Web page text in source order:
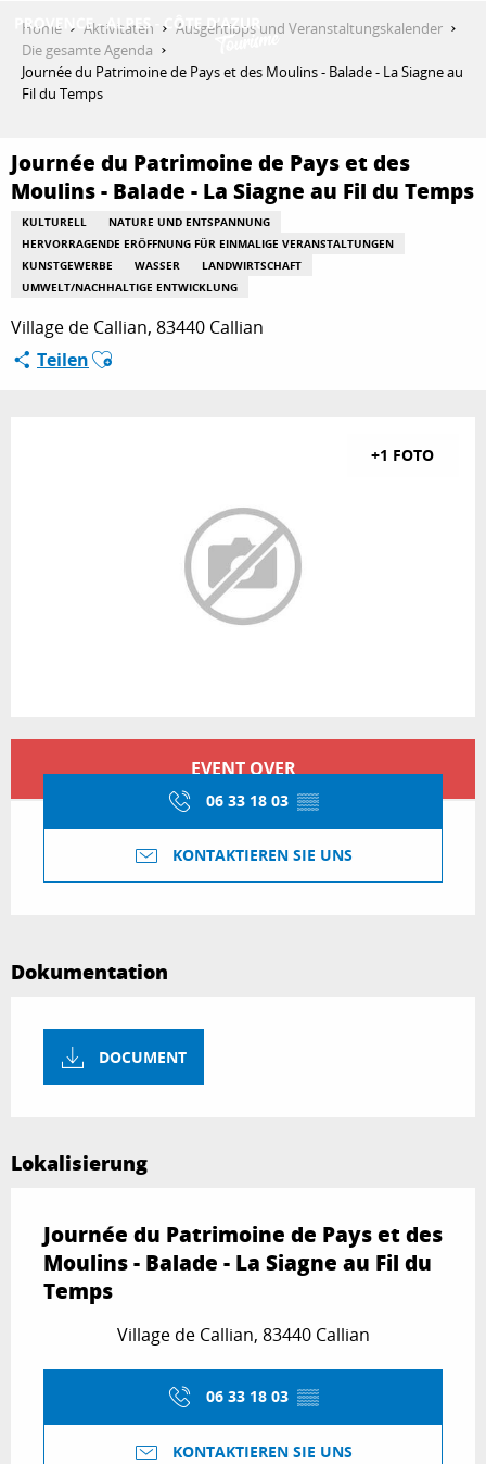
contenu
principal
ENTDECKEN
AKTIVITÄTEN
AUFENTHALT
ESPACE PRO
Home Aktivitäten
Ausgehtipps und Veranstaltungskalender
Die gesamte Agenda
Journée du Patrimoine de Pays et des Moulins - Balade - La Siagne au
Fil du Temps
Journée du Patrimoine de Pays et des
Moulins - Balade - La Siagne au Fil du Temps
KULTURELL
NATURE UND ENTSPANNUNG
HERVORRAGENDE ERÖFFNUNG FÜR EINMALIGE VERANSTALTUNGEN
KUNSTGEWERBE
WASSER
LANDWIRTSCHAFT
UMWELT/NACHHALTIGE ENTWICKLUNG
Village de Callian, 83440 Callian
TeilenAjouter aux favoris
+1 FOTO
EVENT OVER
06 33 18 03 ▒▒
KONTAKTIEREN SIE UNS
Dokumentation
DOCUMENT
Lokalisierung
Journée du Patrimoine de Pays et des
Moulins - Balade - La Siagne au Fil du
Temps
Village de Callian, 83440 Callian
06 33 18 03 ▒▒
KONTAKTIEREN SIE UNS